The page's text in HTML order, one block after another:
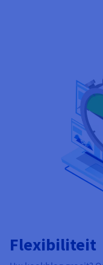
Flexibiliteit